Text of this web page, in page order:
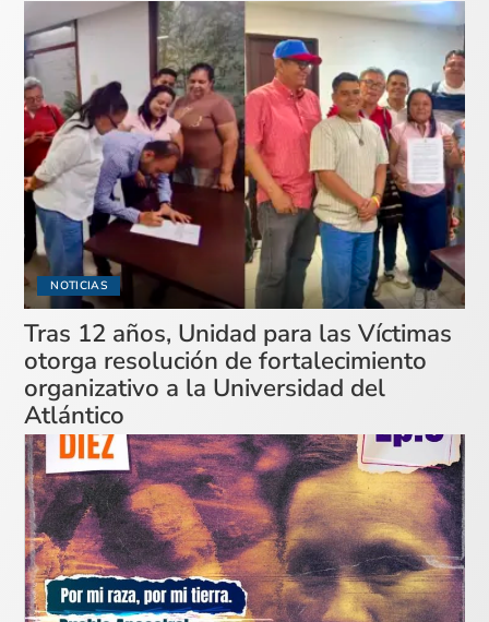
NOTICIAS
Tras 12 años, Unidad para las Víctimas
otorga resolución de fortalecimiento
organizativo a la Universidad del
Atlántico